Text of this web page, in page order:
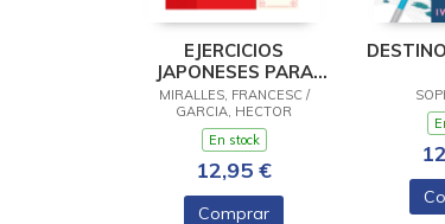
EJERCICIOS
JAPONESES PARA
VIVIR EN
ARMONÍA.MÁS ALLÁ
DEL IKIGAI
MIRALLES, FRANCESC /
GARCIA, HECTOR
En stock
12,95 €
Comprar